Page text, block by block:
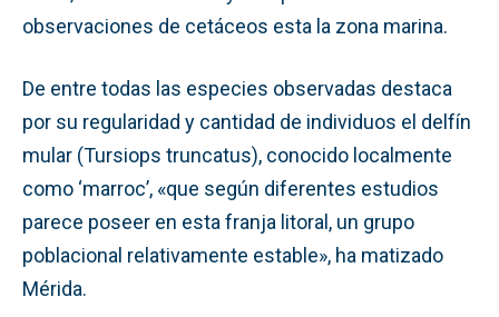
observaciones de cetáceos esta la zona marina.
De entre todas las especies observadas destaca
por su regularidad y cantidad de individuos el delfín
mular (Tursiops truncatus), conocido localmente
como ‘marroc’, «que según diferentes estudios
parece poseer en esta franja litoral, un grupo
poblacional relativamente estable», ha matizado
Mérida.